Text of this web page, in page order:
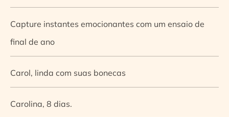
Capture instantes emocionantes com um ensaio de
final de ano
Carol, linda com suas bonecas
Carolina, 8 dias.